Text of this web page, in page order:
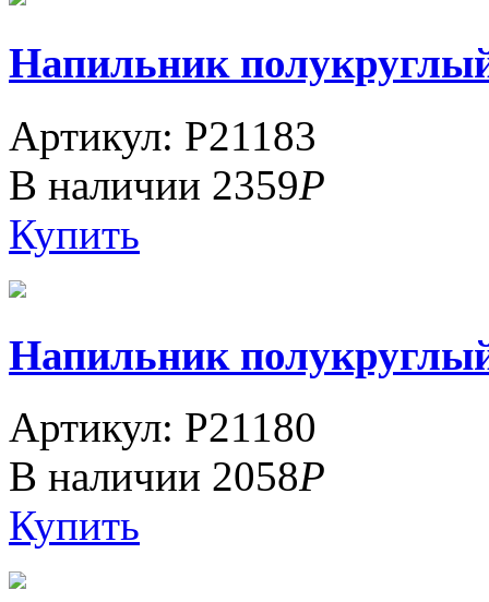
Напильник
Артикул: P21183
В наличии 2359Р
Купить
Напильник
Артикул: P21180
В наличии 2058Р
Купить